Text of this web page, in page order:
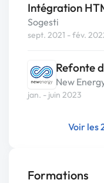
Intégration
Sogesti
sept. 2021 - fév.
Refonte
New
jan. - juin 2023
Voir les
Formations